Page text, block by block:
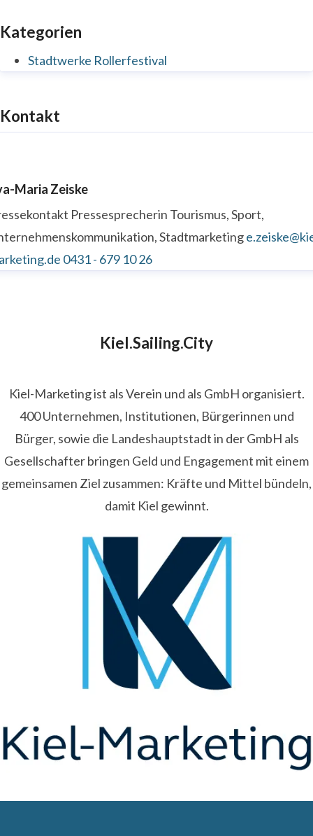
Kategorien
Stadtwerke Rollerfestival
Kontakt
Maria Zeiske
Pressesprecherin Tourismus, Sport,
Stadtmarketing
0431 - 679 10 26
Kiel.Sailing.City
Kiel-Marketing ist als Verein und als GmbH organisiert.
400 Unternehmen, Institutionen, Bürgerinnen und
Bürger, sowie die Landeshauptstadt in der GmbH als
Gesellschafter bringen Geld und Engagement mit einem
gemeinsamen Ziel zusammen: Kräfte und Mittel bündeln,
damit Kiel gewinnt.